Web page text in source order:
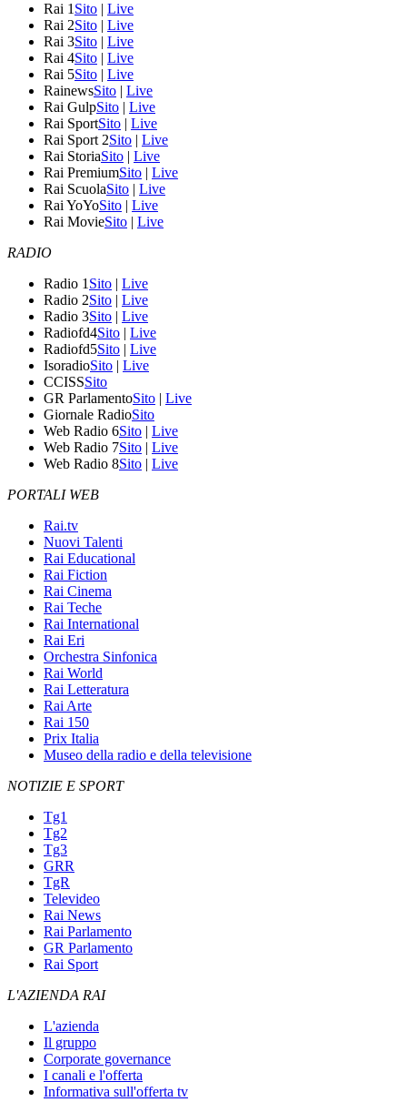
Rai 1 Sito | Live
Rai 2Sito | Live
Rai 3Sito | Live
Rai 4Sito | Live
Rai 5Sito | Live
RainewsSito | Live
Rai GulpSito | Live
Rai SportSito | Live
Rai Sport 2Sito | Live
Rai StoriaSito | Live
Rai PremiumSito | Live
Rai ScuolaSito | Live
Rai YoYoSito | Live
Rai MovieSito | Live
RADIO
Radio 1 Sito | Live
Radio 2Sito | Live
Radio 3Sito | Live
Radiofd4Sito | Live
Radiofd5Sito | Live
IsoradioSito | Live
CCISSSito
GR ParlamentoSito | Live
Giornale RadioSito
Web Radio 6Sito | Live
Web Radio 7Sito | Live
Web Radio 8Sito | Live
PORTALI WEB
Rai.tv
Nuovi Talenti
Rai Educational
Rai Fiction
Rai Cinema
Rai Teche
Rai International
Rai Eri
Orchestra Sinfonica
Rai World
Rai Letteratura
Rai Arte
Rai 150
Prix Italia
Museo della radio e della televisione
NOTIZIE E SPORT
Tg1
Tg2
Tg3
GRR
TgR
Televideo
Rai News
Rai Parlamento
GR Parlamento
Rai Sport
L'AZIENDA RAI
L'azienda
Il gruppo
Corporate governance
I canali e l'offerta
Informativa sull'offerta tv